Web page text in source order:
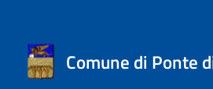
Comune di Ponte